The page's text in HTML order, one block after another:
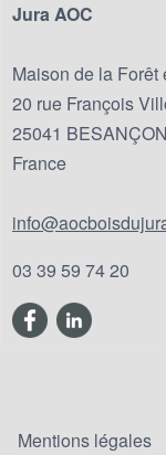
Jura AOC
Maison de la Forêt
20 rue François
25041
France
03 39 59 74 20
Mentions légales